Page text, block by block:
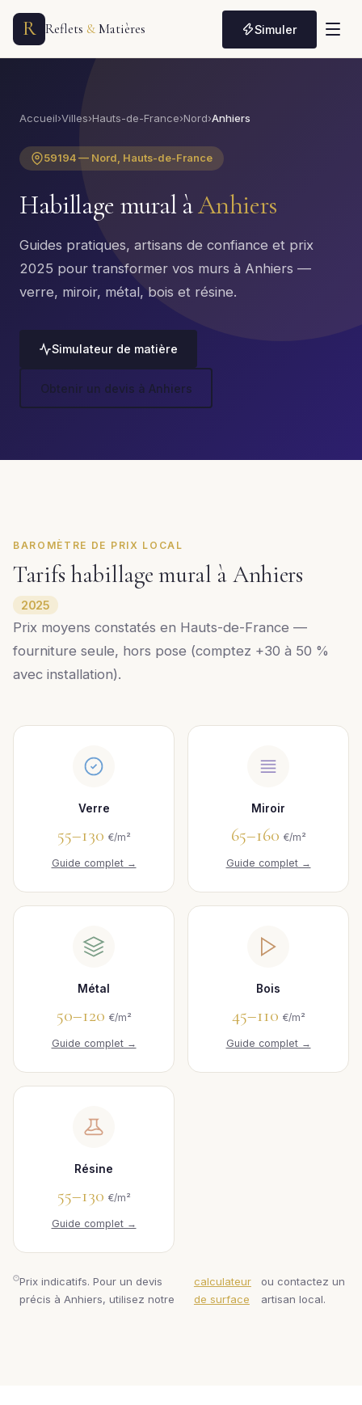
R Reflets &Matières Simuler
Accueil›Villes›Hauts-de-France›Nord›Anhiers
59194 — Nord, Hauts-de-France
Habillage mural àAnhiers
Guides pratiques, artisans de confiance et prix
2025 pour transformer vos murs à Anhiers —
verre, miroir, métal, bois et résine.
Simulateur de matière
Obtenir un devis à Anhiers
BAROMÈTRE DE PRIX LOCAL
Tarifs habillage mural à Anhiers
2025
Prix moyens constatés en Hauts-de-France —
fourniture seule, hors pose (comptez +30 à 50 %
avec installation).
Verre
55–130 €/m²
Guide complet →
Miroir
65–160 €/m²
Guide complet →
Métal
50–120 €/m²
Guide complet →
Bois
45–110 €/m²
Guide complet →
Résine
55–130 €/m²
Guide complet →
Prix indicatifs. Pour un devis
précis à Anhiers, utilisez notre
calculateur
de surface
ou contactez un
artisan local.